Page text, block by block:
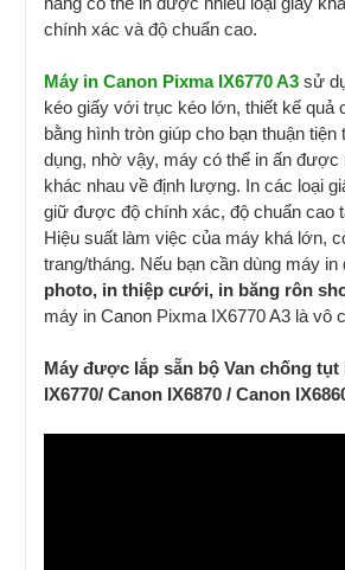
chính xác và độ chuẩn cao.
Máy in Canon Pixma IX6770 A3 sử
kéo giấy với trục kéo lớn, thiết kế quả
bằng hình tròn giúp cho bạn thuận
dụng, nhờ vậy, máy có thể in ấn được
khác nhau về định lượng. In các loại
giữ được độ chính xác, độ chuẩn cao
Hiệu suất làm việc của máy khá lớn,
trang/tháng. Nếu bạn cần dùng máy in
photo, in thiệp cưới, in băng rôn
máy in Canon Pixma IX6770 A3 là vô
Máy được lắp sẵn bộ Van chống
IX6770/ Canon IX6870 / Canon